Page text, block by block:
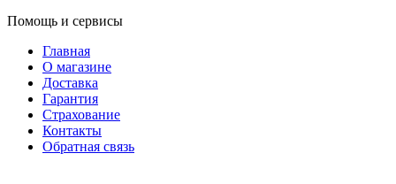
Помощь и сервисы
Главная
О магазине
Доставка
Гарантия
Страхование
Контакты
Обратная связь